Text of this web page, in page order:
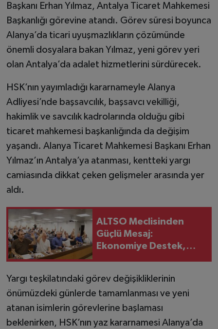
Başkanı Erhan Yılmaz, Antalya Ticaret Mahkemesi
Başkanlığı görevine atandı. Görev süresi boyunca
Alanya’da ticari uyuşmazlıkların çözümünde
önemli dosyalara bakan Yılmaz, yeni görev yeri
olan Antalya’da adalet hizmetlerini sürdürecek.
HSK’nın yayımladığı kararnameyle Alanya
Adliyesi’nde başsavcılık, başsavcı vekilliği,
hakimlik ve savcılık kadrolarında olduğu gibi
ticaret mahkemesi başkanlığında da değişim
yaşandı. Alanya Ticaret Mahkemesi Başkanı Erhan
Yılmaz’ın Antalya’ya atanması, kentteki yargı
camiasında dikkat çeken gelişmeler arasında yer
aldı.
ALTSO Meclisinden
Güçlü Mesaj:
Ekonomiye Destek,
Yargı teşkilatındaki görev değişikliklerinin
önümüzdeki günlerde tamamlanması ve yeni
atanan isimlerin görevlerine başlaması
beklenirken, HSK’nın yaz kararnamesi Alanya’da